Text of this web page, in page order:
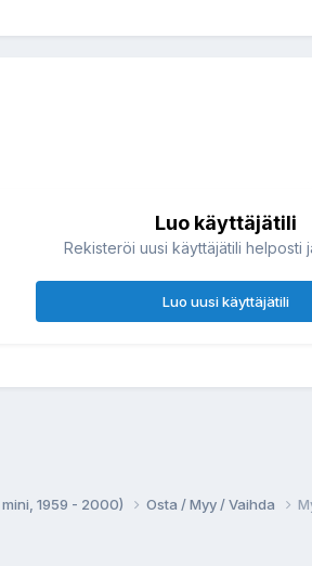
Luo käyttäjätili
Rekisteröi uusi käyttäjätili helposti
Luo uusi käyttäjätili
1959 - 2000) Osta / Myy / Vaihda